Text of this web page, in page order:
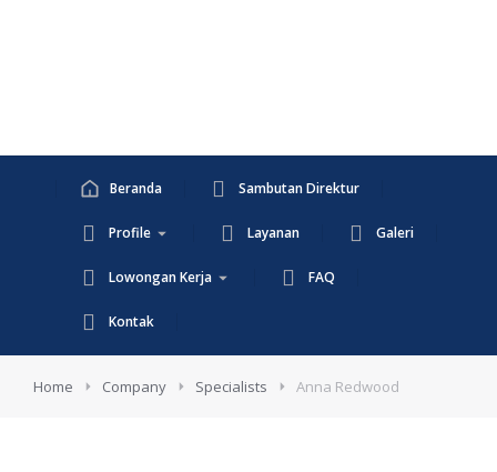
Beranda Sambutan Direktur
Profile Layanan Galeri
Lowongan Kerja FAQ
Kontak
Home Company Specialists Anna Redwood